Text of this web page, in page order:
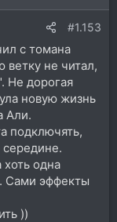
#1.153
с томана
не читал,
Не дорогая
новую жизнь
Али.
подключять,
одна
Сами эффекты
))